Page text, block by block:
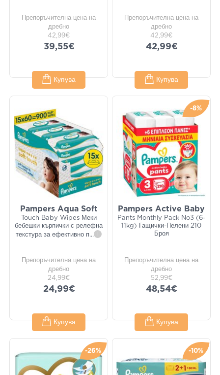
Препоръчителна цена на
дребно
42,99€
39,55€
Купува
Препоръчителна цена на
дребно
42,99€
42,99€
Купува
Pampers Aqua Soft
Touch Baby Wipes Меки
бебешки кърпички с релефна
текстура за ефективно п... i
Препоръчителна цена на
дребно
24,99€
24,99€
Купува
-8%
Pampers Active Baby
Pants Monthly Pack No3 (6-
11kg) Гащички-Пелени 210
Броя
Препоръчителна цена на
дребно
52,99€
48,54€
Купува
-26% -10%